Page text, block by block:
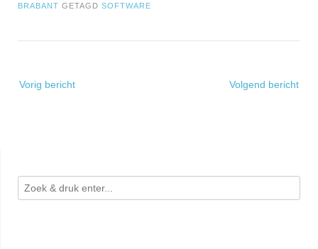
BRABANT GETAGD SOFTWARE
navigatie
Vorig bericht Volgend bericht